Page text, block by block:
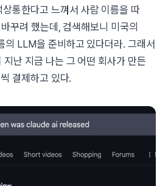
통한다고 느껴서 사람 이름을 따
꾸려 했는데, 검색해보니 미국의
의 LLM을 준비하고 있다더라. 그래서
난 지금 나는 그 어떤 회사가 만든
결제하고 있다.